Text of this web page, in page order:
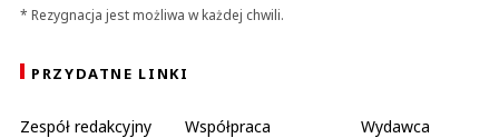
* Rezygnacja jest możliwa w każdej chwili.
PRZYDATNE LINKI
Zespół redakcyjny Współpraca
Wydawca